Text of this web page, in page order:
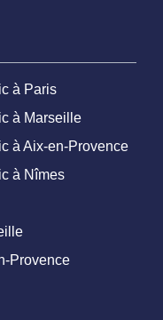
à Paris
à Marseille
à Aix-en-Provence
à Nîmes
Provence